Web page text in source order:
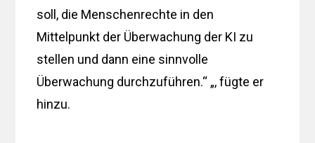
soll, die Menschenrechte in den
Mittelpunkt der Überwachung der KI zu
stellen und dann eine sinnvolle
Überwachung durchzuführen.“ „, fügte er
hinzu.